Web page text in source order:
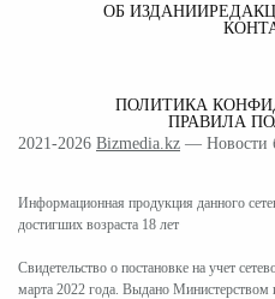
ОБ ИЗДАНИИ
ПОЛИТИКА
ПРАВИЛА
2021-2026 Bizmedia.kz — Новости
Информационная продукция данного
достигших возраста 18 лет
Свидетельство о постановке на учет
марта 2022 года. Выдано Министерством